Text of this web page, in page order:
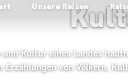
Unsere Reisen
und Kultur eines Landes
Erzählungen von Völkern,